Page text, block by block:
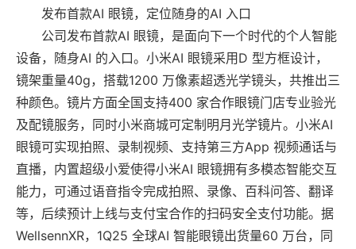
发布首款AI 眼镜，定位随身的AI 入口
公司发布首款AI 眼镜，是面向下一个时代的个人智能
设备，随身AI 的入口。小米AI 眼镜采用D 型方框设计，
镜架重量40g，搭载1200 万像素超透光学镜头，共推出三
种颜色。镜片方面全国支持400 家合作眼镜门店专业验光
及配镜服务，同时小米商城可定制明月光学镜片。小米AI
眼镜可实现拍照、录制视频、支持第三方App 视频通话与
直播，内置超级小爱使得小米AI 眼镜拥有多模态智能交互
能力，可通过语音指令完成拍照、录像、百科问答、翻译
等，后续预计上线与支付宝合作的扫码安全支付功能。据
WellsennXR，1Q25 全球AI 智能眼镜出货量60 万台，同